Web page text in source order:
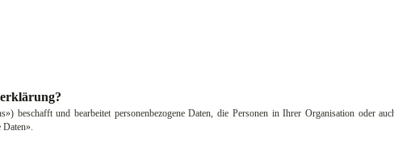
beschafft und bearbeitet personenbezogene Daten, die Personen in Ihrer Organisation oder
Daten».